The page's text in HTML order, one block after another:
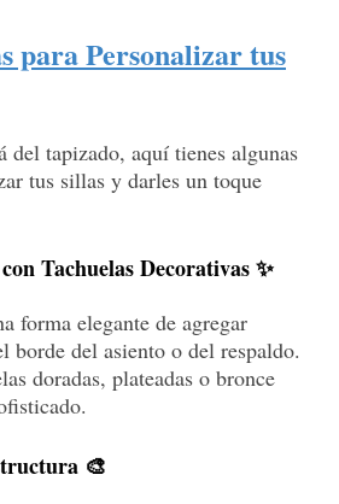
para Personalizar tus
del tapizado, aquí tienes algunas
tus sillas y darles un toque
Tachuelas Decorativas ✨
forma elegante de agregar
borde del asiento o del respaldo.
doradas, plateadas o bronce
🎨